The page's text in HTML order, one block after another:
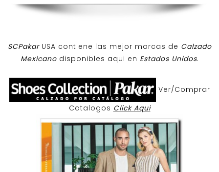
SCPakar USA contiene las mejor marcas de Calzado
Mexicanodisponibles aqui en Estados Unidos.
Ver/Comprar
Catalogos Click Aqui